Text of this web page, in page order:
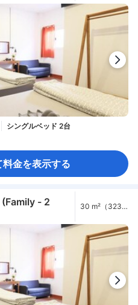
シングルベッド 2台
料金を表示する
(Family - 2
30 m²（323